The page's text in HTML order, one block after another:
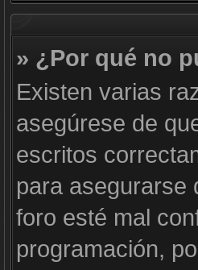
» ¿Por qué no
Existen varias
asegúrese de
escritos
para asegurarse
foro esté mal
programación,